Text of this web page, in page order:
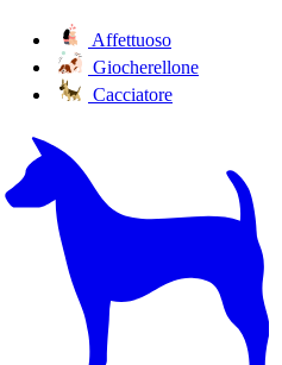
Affettuoso
Giocherellone
Cacciatore